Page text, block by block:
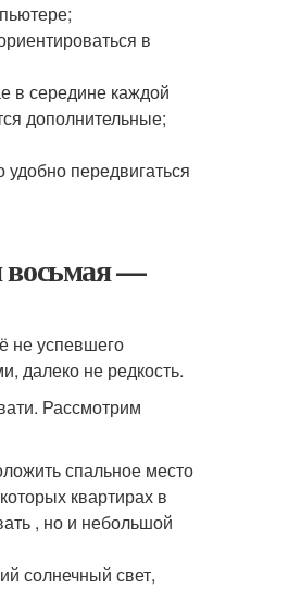
в
в середине каждой
дополнительные;
передвигаться
восьмая —
не успевшего
далеко не редкость.
Рассмотрим
спальное место
квартирах в
, но и небольшой
солнечный свет,